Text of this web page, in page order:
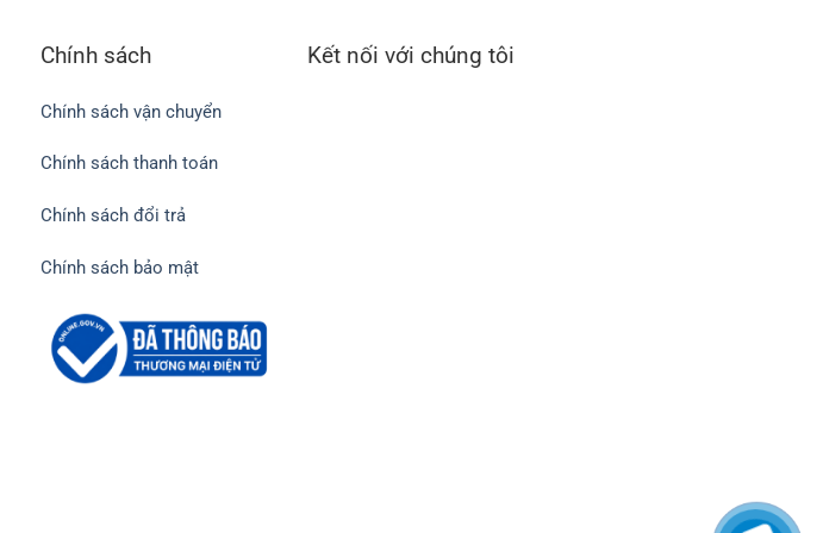
Chính sách
Chính sách vận chuyển
Chính sách thanh toán
Chính sách đổi trả
Chính sách bảo mật
Kết nối với chúng tôi